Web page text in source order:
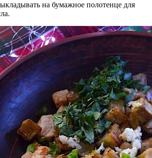
на бумажное полотенце для